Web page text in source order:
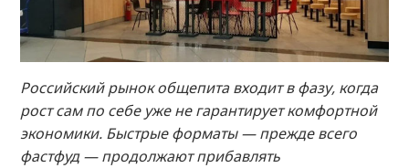
Российский рынок общепита входит в фазу, когда
рост сам по себе уже не гарантирует комфортной
экономики. Быстрые форматы — прежде всего
фастфуд — продолжают прибавлять